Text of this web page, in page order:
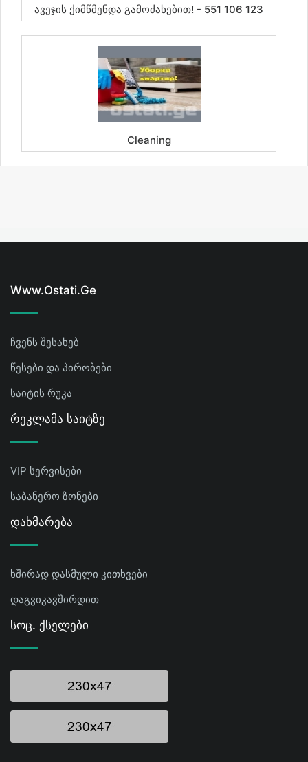
Ავეჯის Ქიმწმენდა Გამოძახებით! - 551 106 123
Cleaning
Www.ostati.ge
ჩვენს შესახებ
წესები და პირობები
საიტის რუკა
Რეკლამა Საიტზე
VIP სერვისები
საბანერო ზონები
Დახმარება
ხშირად დასმული კითხვები
დაგვიკავშირდით
Სოც. Ქსელები